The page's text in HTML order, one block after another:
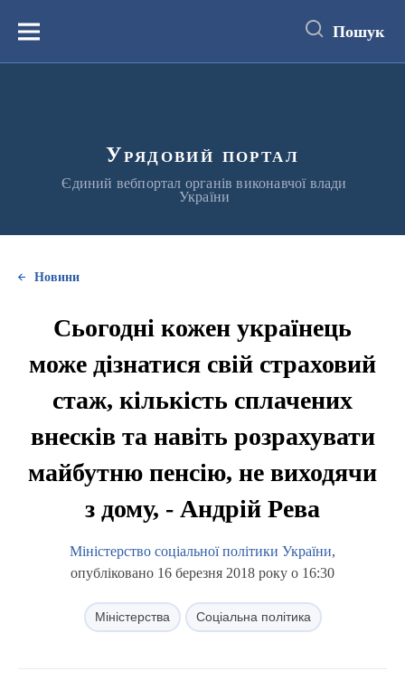
вмістуМеню Пошук
Урядовий портал
Єдиний вебпортал органів виконавчої влади
України
Новини
Сьогодні кожен українець
може дізнатися свій страховий
стаж, кількість сплачених
внесків та навіть розрахувати
майбутню пенсію, не виходячи
з дому, - Андрій Рева
Міністерство соціальної політики України,
опубліковано 16 березня 2018 року о 16:30
Міністерства Соціальна політика